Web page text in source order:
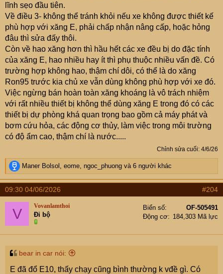
lĩnh sẹo đầu tiên.
Về điều 3- không thể tránh khỏi nếu xe không được thiết kế
phù hợp với xăng E, phải chấp nhận nâng cấp, hoặc hỏng
đâu thì sửa đấy thôi.
Còn về hao xăng hơn thì hầu hết các xe đều bị do đặc tính
của xăng E, hao nhiều hay ít thì phụ thuộc nhiều vấn đề. Có
trường hợp không hao, thậm chí dôi, có thể là do xăng
Ron95 trước kia chủ xe vẫn dùng không phù hợp với xe đó.
Việc ngừng bán hoàn toàn xăng khoáng là vô trách nhiệm
với rất nhiều thiết bị không thể dùng xăng E trong đó có các
thiết bị dự phòng khá quan trọng bao gồm cả máy phát và
bơm cứu hỏa, các động cơ thủy, làm việc trong môi trường
có độ ẩm cao, thậm chí là nước.....
Chỉnh sửa cuối: 4/6/26
R
e
a
c
t
i
n
s
Maner Bolsol , eome, ngoc_phuong và 6 người khác
09:30 04/06/2026 #204
V Vovanlamthoi
Đi bộ
Biển số
OF-505491
Động cơ
184,303 Mã lực
bear in car nói:
E đã đổ E10, thấy chạy cũng bình thường k vđề gì. Có